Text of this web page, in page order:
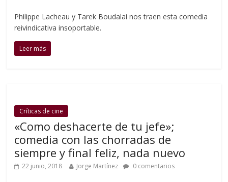
Philippe Lacheau y Tarek Boudalai nos traen esta comedia
reivindicativa insoportable.
Leer más
Críticas de cine
«Como deshacerte de tu jefe»;
comedia con las chorradas de
siempre y final feliz, nada nuevo
22 junio, 2018 Jorge Martínez 0 comentarios